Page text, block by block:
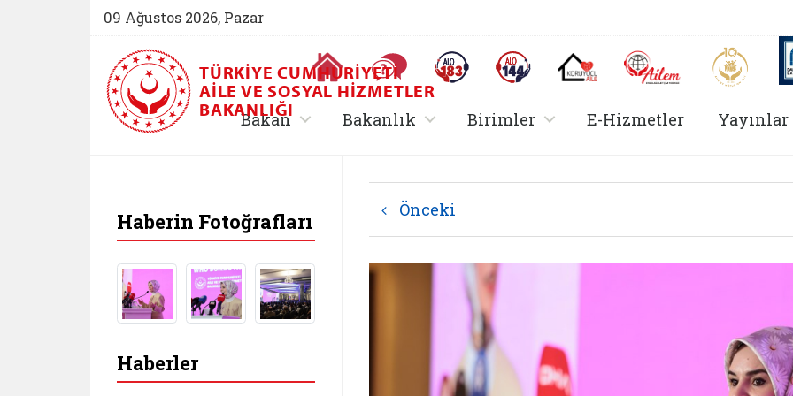
09 Ağustos 2026, Pazar
Ana Sayfa Sıkça Sorulan SorularAlo 183 (yeni sekmede açılır)Alo 144 (yeni sekmede açılır)Koruyucu Aile (yeni sekmede açılır)
AİLEM İletişim Aile ve
TÜRKIYE CUMHURIYETI
AILE VE SOSYAL HIZMETLER
BAKANLIĞI
Bakan, alt menü içerir
Bakanlık , alt menü içerir
Birimler, alt menü içerir
E-Hizmetler Yayınlar
Önceki
Haberin Fotoğrafları
Haberler